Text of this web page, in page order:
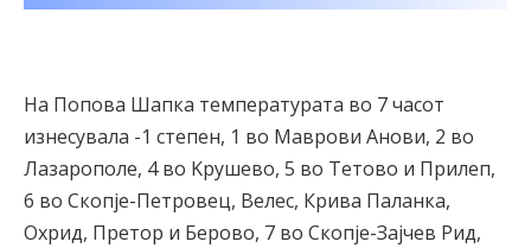
На Попова Шапка температурата во 7 часот
изнесувала -1 степен, 1 во Mаврови Анови, 2 во
Лазарополе, 4 во Kрушево, 5 во Тетово и Прилеп,
6 во Скопје-Петровец, Велес, Крива Паланка,
Охрид, Претор и Берово, 7 во Скопје-Зајчев Рид,